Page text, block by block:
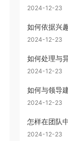
2024-12-23
如何依据兴
2024-12-23
如何处理与
2024-12-23
如何与领导
2024-12-23
怎样在团队
2024-12-23